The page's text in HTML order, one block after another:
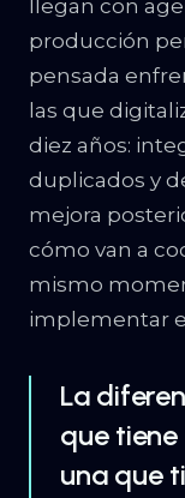
llegan con
producción
pensada
las que
diez años:
duplicados y
mejora
cómo van a
mismo
implementar
La
que
una que